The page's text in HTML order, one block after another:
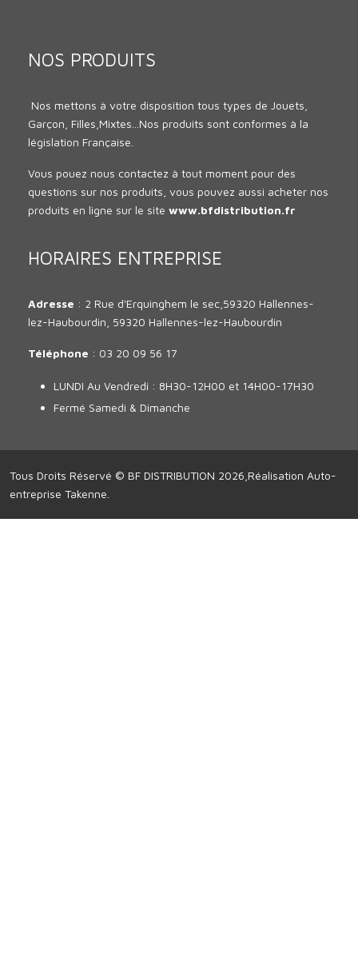
NOS PRODUITS
Nos mettons à votre disposition tous types de Jouets,
Garçon, Filles,Mixtes...Nos produits sont conformes à la
législation Française.
Vous pouez nous contactez à tout moment pour des
questions sur nos produits, vous pouvez aussi acheter nos
produits en ligne sur le sitewww.bfdistribution.fr
HORAIRES ENTREPRISE
Adresse : 2 Rue d'Erquinghem le sec,59320 Hallennes-
lez-Haubourdin, 59320 Hallennes-lez-Haubourdin
Téléphone : 03 20 09 56 17
LUNDI Au Vendredi : 8H30-12H00 et 14H00-17H30
Fermé Samedi & Dimanche
Tous Droits Réservé © BF DISTRIBUTION 2026,Réalisation Auto-
entreprise Takenne